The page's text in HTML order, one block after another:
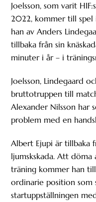
Joelsson, som varit
2022, kommer till spel
han av Anders
tillbaka från sin
minuter i år – i
Joelsson, Lindegaard
bruttotruppen till
Alexander Nilsson har
problem med en
Albert Ejupi är tillbaka
ljumskskada. Att döma
träning kommer han
ordinarie position som
startuppställningen